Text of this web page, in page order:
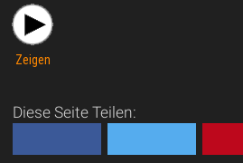
Zeigen
Diese Seite Teilen: